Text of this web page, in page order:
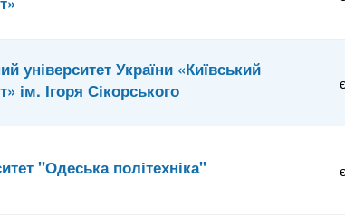
університет України «Київський
ім. Ігоря Сікорського
є
"Одеська політехніка" є